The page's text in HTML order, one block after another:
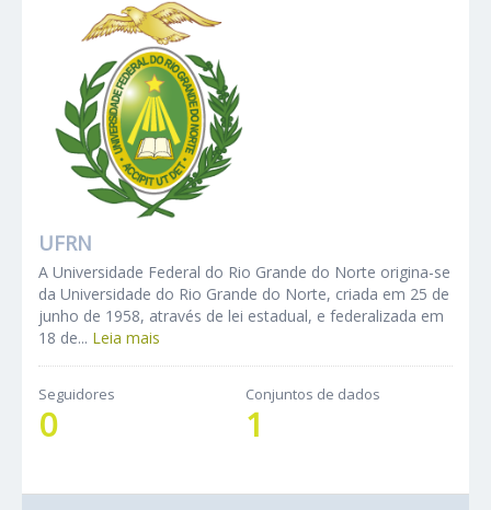
UFRN
A Universidade Federal do Rio Grande do Norte origina-se
da Universidade do Rio Grande do Norte, criada em 25 de
junho de 1958, através de lei estadual, e federalizada em
18 de... Leia mais
Seguidores
0
Conjuntos de dados
1